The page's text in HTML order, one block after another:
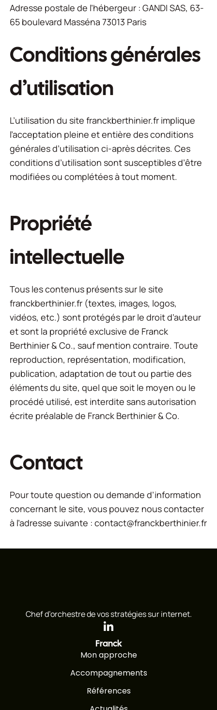
Adresse postale de l’hébergeur : GANDI SAS, 63-
65 boulevard Masséna 73013 Paris
Conditions générales
d’utilisation
L’utilisation du site franckberthinier.fr implique
l’acceptation pleine et entière des conditions
générales d’utilisation ci-après décrites. Ces
conditions d’utilisation sont susceptibles d’être
modifiées ou complétées à tout moment.
Propriété
intellectuelle
Tous les contenus présents sur le site
franckberthinier.fr (textes, images, logos,
vidéos, etc.) sont protégés par le droit d’auteur
et sont la propriété exclusive de Franck
Berthinier & Co., sauf mention contraire. Toute
reproduction, représentation, modification,
publication, adaptation de tout ou partie des
éléments du site, quel que soit le moyen ou le
procédé utilisé, est interdite sans autorisation
écrite préalable de Franck Berthinier & Co.
Contact
Pour toute question ou demande d’information
concernant le site, vous pouvez nous contacter
à l’adresse suivante : contact@franckberthinier.fr
Chef d’orchestre de vos stratégies sur internet.
Franck
Mon approche
Accompagnements
Références